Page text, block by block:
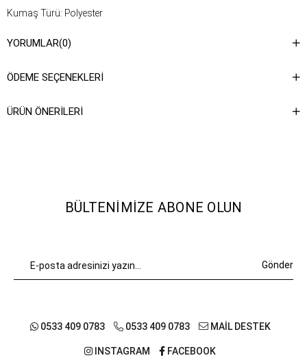
Kumaş Türü: Polyester
talimatına ulaşabilirsiniz.
YORUMLAR(0)
ÖDEME SEÇENEKLERI
ÜRÜN ÖNERILERI
BÜLTENIMIZE ABONE OLUN
Gönder
0533 409 0783 0533 409 0783 MAİL DESTEK
INSTAGRAM FACEBOOK